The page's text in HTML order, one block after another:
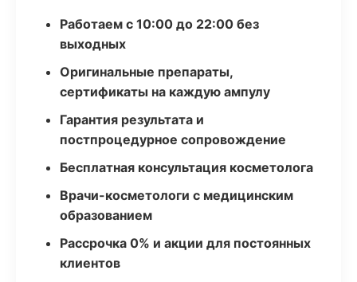
Работаем с 10:00 до 22:00 без
выходных
Оригинальные препараты,
сертификаты на каждую ампулу
Гарантия результата и
постпроцедурное сопровождение
Бесплатная консультация косметолога
Врачи-косметологи с медицинским
образованием
Рассрочка 0% и акции для постоянных
клиентов